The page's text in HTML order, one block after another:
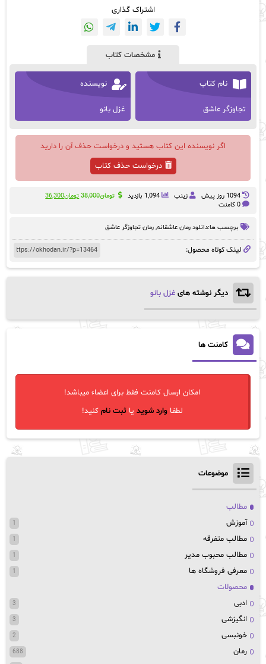
اشتراک گذاری
مشخصات کتاب
نام کتاب
تجاوزگر عاشق
نویسنده
غزل بانو
اگر نویسنده این کتاب هستید و درخواست حذف آن را دارید
درخواست حذف کتاب
1094 روز پيش زینب 1,094 بازدید تومان38,000 قیمت
تومان36,300قیمت
0 کامنت
برچسب ها:دانلود رمان عاشقانه, رمان تجاوزگر عاشق
لینک کوتاه محصول:
دیگر نوشته های غزل بانو
کامنت ها
امکان ارسال کامنت فقط برای اعضاء میباشد!
لطفاوارد شوید یاثبت نام کنید!
موضوعات
مطالب
آموزش
1
مطالب متفرقه 1
مطالب محبوب مدیر 1
معرفی فروشگاه ها 1
محصولات
ادبی
3
انگیزشی 3
خونبسی 2
رمان 688